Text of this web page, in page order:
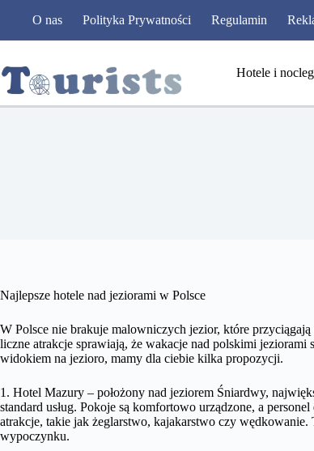
O nas Polityka Prywatności Regulamin
Hotele i
Najlepsze hotele nad jeziorami w Polsce
W Polsce nie brakuje malowniczych jezior, które
liczne atrakcje sprawiają, że wakacje nad polskimi
widokiem na jezioro, mamy dla ciebie kilka propozycji.
1. Hotel Mazury – położony nad jeziorem Śniardwy,
standard usług. Pokoje są komfortowo urządzone, a
atrakcje, takie jak żeglarstwo, kajakarstwo czy
wypoczynku.